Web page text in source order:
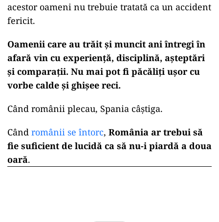
acestor oameni nu trebuie tratată ca un accident
fericit.
Oamenii care au trăit și muncit ani întregi în
afară vin cu experiență, disciplină, așteptări
și comparații. Nu mai pot fi păcăliți ușor cu
vorbe calde și ghișee reci.
Când românii plecau, Spania câștiga.
Când românii se întorc, România ar trebui să
fie suficient de lucidă ca să nu-i piardă a doua
oară.